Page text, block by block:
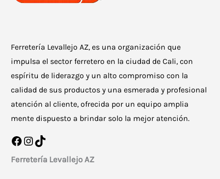
Ferretería Levallejo AZ, es una organización que
impulsa el sector ferretero en la ciudad de Cali, con
espíritu de liderazgo y un alto compromiso con la
calidad de sus productos y una esmerada y profesional
atención al cliente, ofrecida por un equipo amplia
mente dispuesto a brindar solo la mejor atención.
Facebook
Instagram
TikTok
Ferretería Levallejo AZ